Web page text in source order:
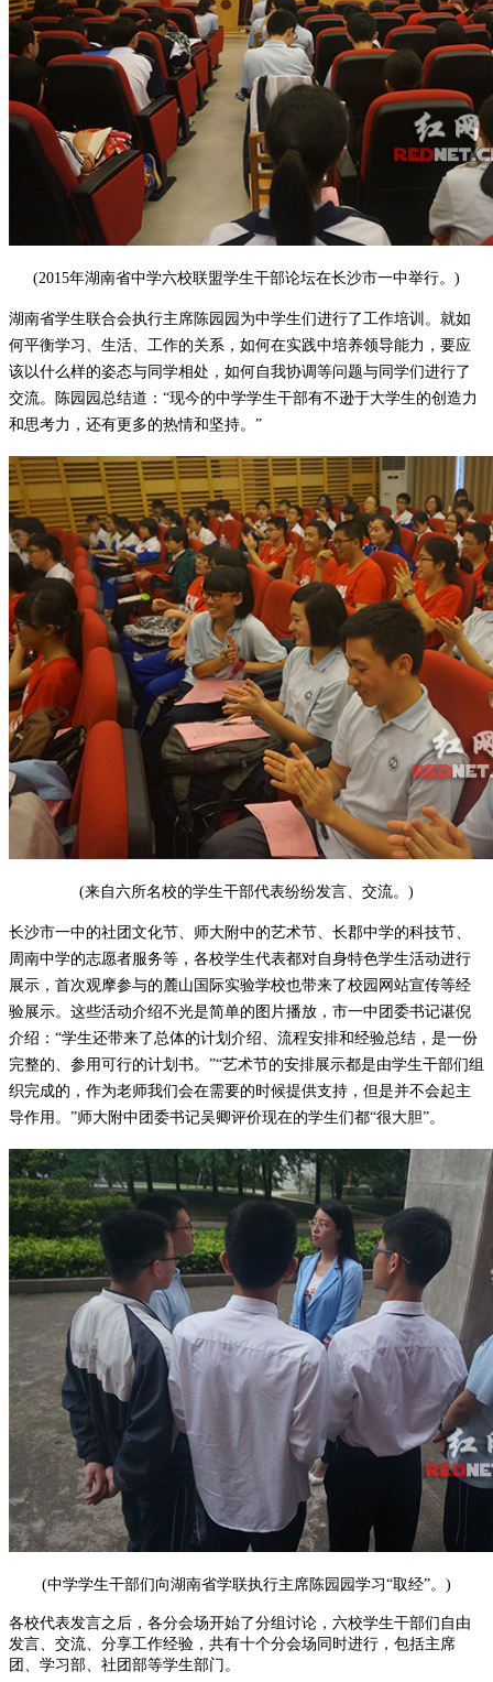
(2015年湖南省中学六校联盟学生干部论坛在长沙市一中举行。)
湖南省学生联合会执行主席陈园园为中学生们进行了工作培训。就如
何平衡学习、生活、工作的关系，如何在实践中培养领导能力，要应
该以什么样的姿态与同学相处，如何自我协调等问题与同学们进行了
交流。陈园园总结道：“现今的中学学生干部有不逊于大学生的创造力
和思考力，还有更多的热情和坚持。”
(来自六所名校的学生干部代表纷纷发言、交流。)
长沙市一中的社团文化节、师大附中的艺术节、长郡中学的科技节、
周南中学的志愿者服务等，各校学生代表都对自身特色学生活动进行
展示，首次观摩参与的麓山国际实验学校也带来了校园网站宣传等经
验展示。这些活动介绍不光是简单的图片播放，市一中团委书记谌倪
介绍：“学生还带来了总体的计划介绍、流程安排和经验总结，是一份
完整的、参用可行的计划书。”“艺术节的安排展示都是由学生干部们组
织完成的，作为老师我们会在需要的时候提供支持，但是并不会起主
导作用。”师大附中团委书记吴卿评价现在的学生们都“很大胆”。
(中学学生干部们向湖南省学联执行主席陈园园学习“取经”。)
各校代表发言之后，各分会场开始了分组讨论，六校学生干部们自由
发言、交流、分享工作经验，共有十个分会场同时进行，包括主席
团、学习部、社团部等学生部门。